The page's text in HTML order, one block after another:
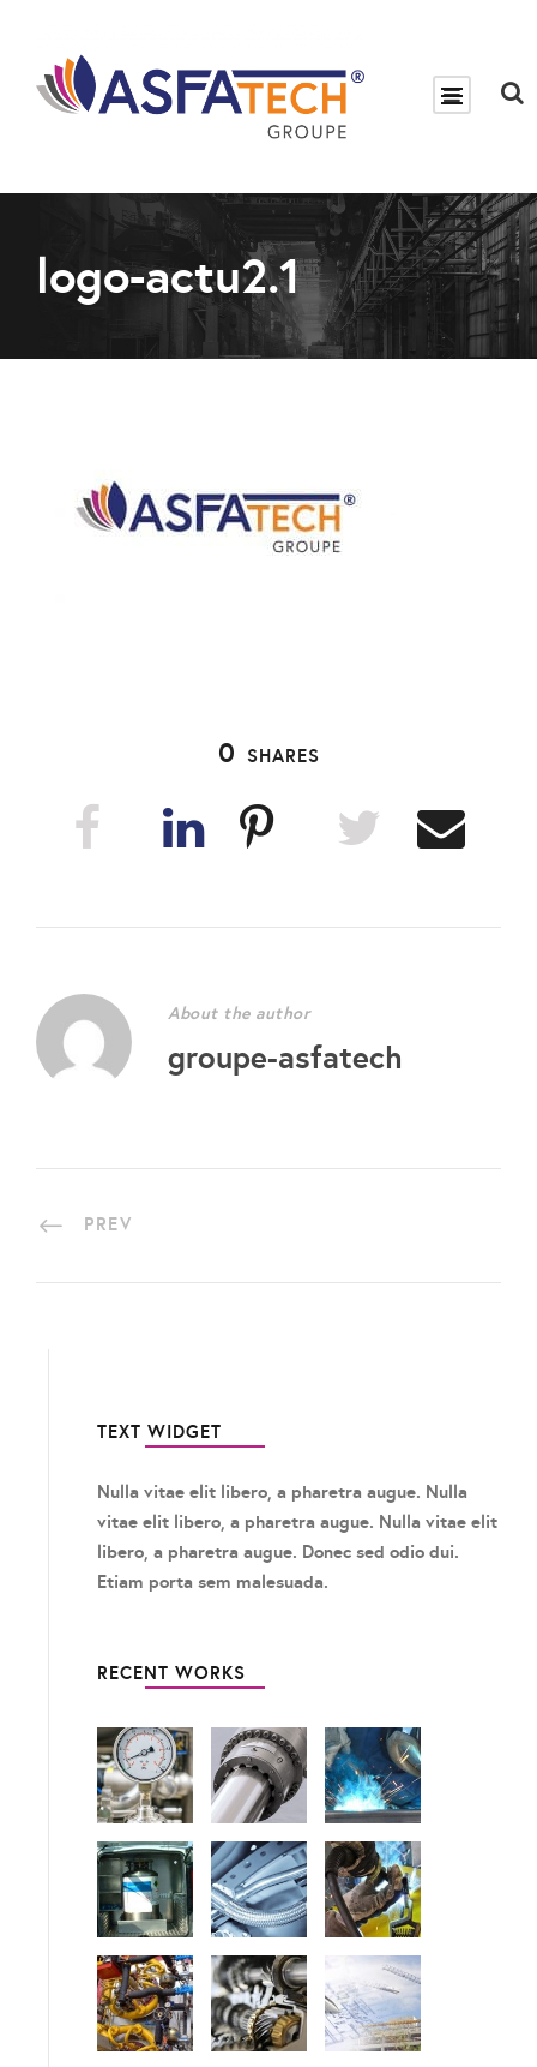
logo-actu2.1
0 SHARES
About the author
groupe-asfatech
PREV
TEXT WIDGET
Nulla vitae elit libero, a pharetra augue. Nulla
vitae elit libero, a pharetra augue. Nulla vitae elit
libero, a pharetra augue. Donec sed odio dui.
Etiam porta sem malesuada.
RECENT WORKS